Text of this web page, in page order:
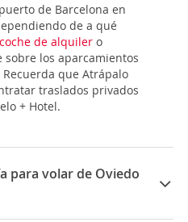
de Barcelona en
de a qué
coche de alquiler o
sobre los aparcamientos
que Atrápalo
traslados privados
+ Hotel.
para volar de Oviedo